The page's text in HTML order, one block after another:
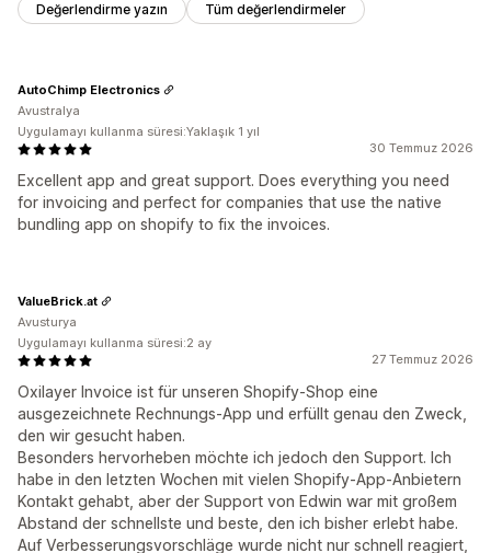
Değerlendirme yazın Tüm değerlendirmeler
30 Temmuz 2026
Excellent app and great support. Does everything you need
for invoicing and perfect for companies that use the native
bundling app on shopify to fix the invoices.
AutoChimp Electronics
Avustralya
Uygulamayı kullanma süresi:Yaklaşık 1 yıl
27 Temmuz 2026
Oxilayer Invoice ist für unseren Shopify-Shop eine
ausgezeichnete Rechnungs-App und erfüllt genau den Zweck,
den wir gesucht haben.
Besonders hervorheben möchte ich jedoch den Support. Ich
habe in den letzten Wochen mit vielen Shopify-App-Anbietern
Kontakt gehabt, aber der Support von Edwin war mit großem
Abstand der schnellste und beste, den ich bisher erlebt habe.
Auf Verbesserungsvorschläge wurde nicht nur schnell reagiert,
ValueBrick.at
Avusturya
Uygulamayı kullanma süresi:2 ay